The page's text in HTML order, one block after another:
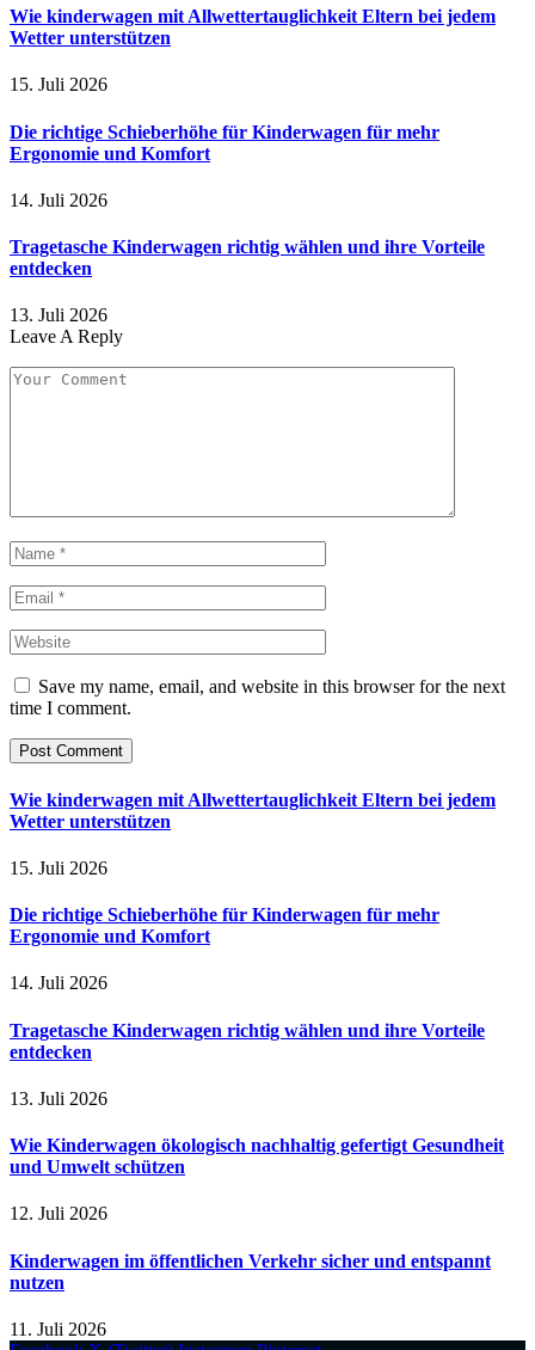
Wie kinderwagen mit Allwettertauglichkeit Eltern bei jedem
Wetter unterstützen
15. Juli 2026
Die richtige Schieberhöhe für Kinderwagen für mehr
Ergonomie und Komfort
14. Juli 2026
Tragetasche Kinderwagen richtig wählen und ihre Vorteile
entdecken
13. Juli 2026
Leave A Reply
Save my name, email, and website in this browser for the next
time I comment.
Wie kinderwagen mit Allwettertauglichkeit Eltern bei jedem
Wetter unterstützen
15. Juli 2026
Die richtige Schieberhöhe für Kinderwagen für mehr
Ergonomie und Komfort
14. Juli 2026
Tragetasche Kinderwagen richtig wählen und ihre Vorteile
entdecken
13. Juli 2026
Wie Kinderwagen ökologisch nachhaltig gefertigt Gesundheit
und Umwelt schützen
12. Juli 2026
Kinderwagen im öffentlichen Verkehr sicher und entspannt
nutzen
11. Juli 2026